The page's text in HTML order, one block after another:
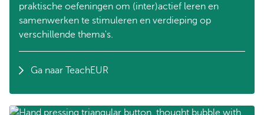
praktische oefeningen om (inter)actief leren en
samenwerken te stimuleren en verdieping op
verschillende thema's.
Ga naar TeachEUR